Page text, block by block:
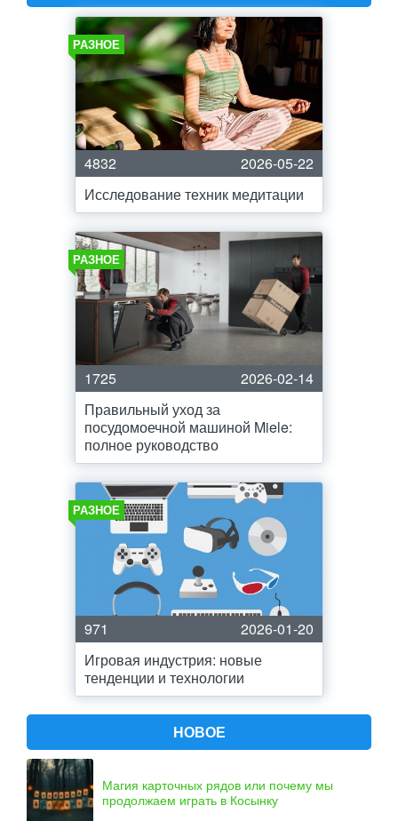
РАЗНОЕ
4832
2026-05-22
Исследование техник медитации
РАЗНОЕ
1725
2026-02-14
Правильный уход за
посудомоечной машиной Miele:
полное руководство
РАЗНОЕ
971
2026-01-20
Игровая индустрия: новые
тенденции и технологии
НОВОЕ
Магия карточных рядов или почему мы
продолжаем играть в Косынку